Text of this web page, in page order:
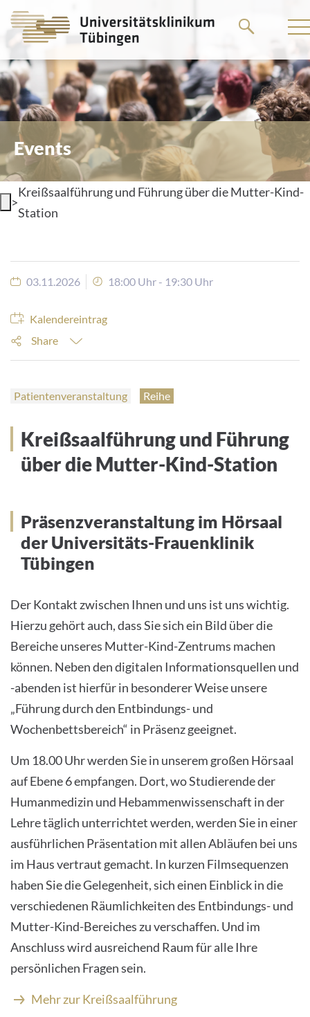
main
content
Events
>
Kreißsaalführung und Führung über die Mutter-Kind-
Station
03.11.2026 18:00 Uhr - 19:30 Uhr
Kalendereintrag
Share
Patientenveranstaltung Reihe
Kreißsaalführung und Führung
über die Mutter-Kind-Station
Präsenzveranstaltung im Hörsaal
der Universitäts-Frauenklinik
Tübingen
Der Kontakt zwischen Ihnen und uns ist uns wichtig.
Hierzu gehört auch, dass Sie sich ein Bild über die
Bereiche unseres Mutter-Kind-Zentrums machen
können. Neben den digitalen Informationsquellen und
-abenden ist hierfür in besonderer Weise unsere
„Führung durch den Entbindungs- und
Wochenbettsbereich“ in Präsenz geeignet.
Um 18.00 Uhr werden Sie in unserem großen Hörsaal
auf Ebene 6 empfangen. Dort, wo Studierende der
Humanmedizin und Hebammenwissenschaft in der
Lehre täglich unterrichtet werden, werden Sie in einer
ausführlichen Präsentation mit allen Abläufen bei uns
im Haus vertraut gemacht. In kurzen Filmsequenzen
haben Sie die Gelegenheit, sich einen Einblick in die
verschiedenen Räumlichkeiten des Entbindungs- und
Mutter-Kind-Bereiches zu verschaffen. Und im
Anschluss wird ausreichend Raum für alle Ihre
persönlichen Fragen sein.
Mehr zur Kreißsaalführung